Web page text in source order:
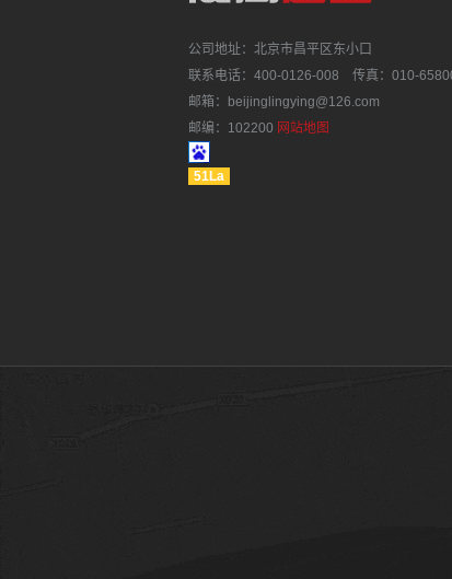
公司地址：北京市昌平区东小口
联系电话：400-0126-008 传真：010-
邮箱：beijinglingying@126.com
邮编：102200 网站地图
51La